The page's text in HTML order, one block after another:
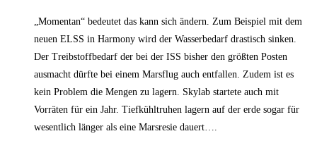
„Momentan“ bedeutet das kann sich ändern. Zum Beispiel mit dem
neuen ELSS in Harmony wird der Wasserbedarf drastisch sinken.
Der Treibstoffbedarf der bei der ISS bisher den größten Posten
ausmacht dürfte bei einem Marsflug auch entfallen. Zudem ist es
kein Problem die Mengen zu lagern. Skylab startete auch mit
Vorräten für ein Jahr. Tiefkühltruhen lagern auf der erde sogar für
wesentlich länger als eine Marsresie dauert….